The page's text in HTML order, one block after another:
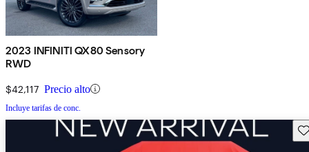
2023 INFINITI QX80 Sensory
RWD
$42,117 Precio alto
Incluye tarifas de conc.